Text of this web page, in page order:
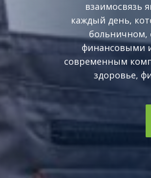
взаимосвязь
каждый день,
больничном,
финансовыми
современным
здоровье,